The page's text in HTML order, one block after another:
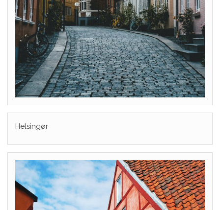
Helsingør